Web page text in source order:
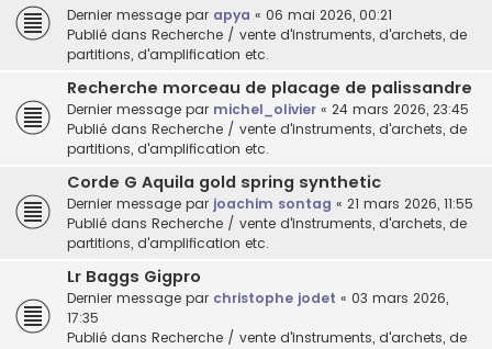
Dernier message par apya « 06 mai 2026, 00:21
Publié dans Recherche / vente d'instruments, d'archets, de
partitions, d'amplification etc.
Recherche morceau de placage de palissandre
Dernier message par michel_olivier « 24 mars 2026, 23:45
Publié dans Recherche / vente d'instruments, d'archets, de
partitions, d'amplification etc.
Corde G Aquila gold spring synthetic
Dernier message par joachim sontag « 21 mars 2026, 11:55
Publié dans Recherche / vente d'instruments, d'archets, de
partitions, d'amplification etc.
Lr Baggs Gigpro
Dernier message par christophe jodet « 03 mars 2026,
17:35
Publié dans Recherche / vente d'instruments, d'archets, de